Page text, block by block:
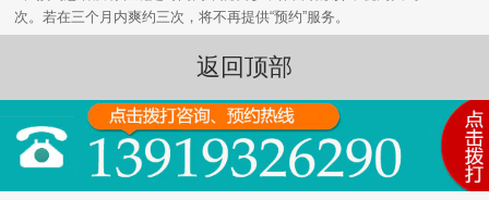
次。若在三个月内爽约三次，将不再提供“预约”服务。
返回顶部